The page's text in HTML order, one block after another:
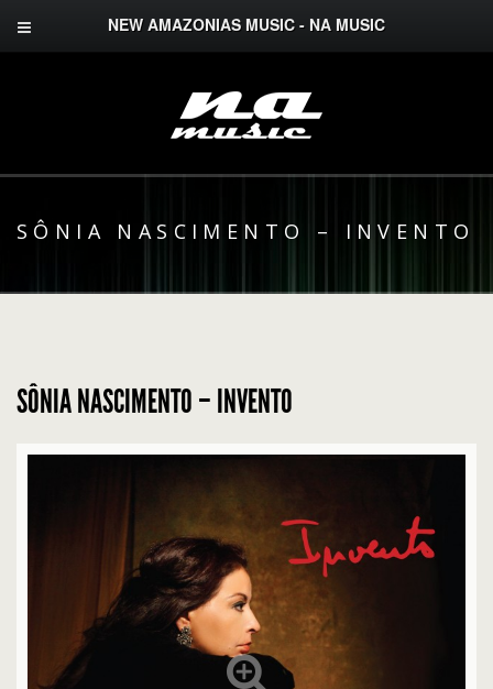
NEW AMAZONIAS MUSIC - NA MUSIC
SÔNIA NASCIMENTO – INVENTO
SÔNIA NASCIMENTO – INVENTO